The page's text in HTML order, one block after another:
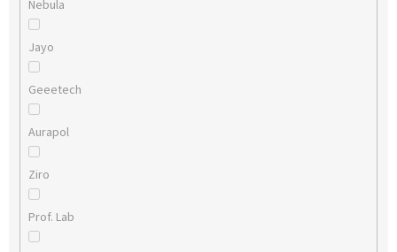
Nebula
Jayo
Geeetech
Aurapol
Ziro
Prof. Lab